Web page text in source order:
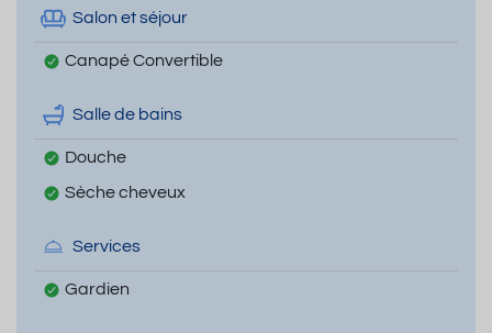
Salon et séjour
Canapé Convertible
Salle de bains
Douche
Sèche cheveux
Services
Gardien